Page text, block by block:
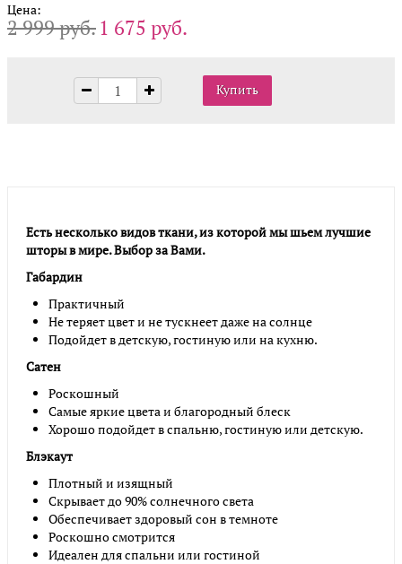
Цена:
2 999 руб.1 675 руб.
Есть несколько видов ткани, из которой мы шьем лучшие
шторы в мире. Выбор за Вами.
Габардин
Практичный
Не теряет цвет и не тускнеет даже на солнце
Подойдет в детскую, гостиную или на кухню.
Сатен
Роскошный
Самые яркие цвета и благородный блеск
Хорошо подойдет в спальню, гостиную или детскую.
Блэкаут
Плотный и изящный
Скрывает до 90% солнечного света
Обеспечивает здоровый сон в темноте
Роскошно смотрится
Идеален для спальни или гостиной